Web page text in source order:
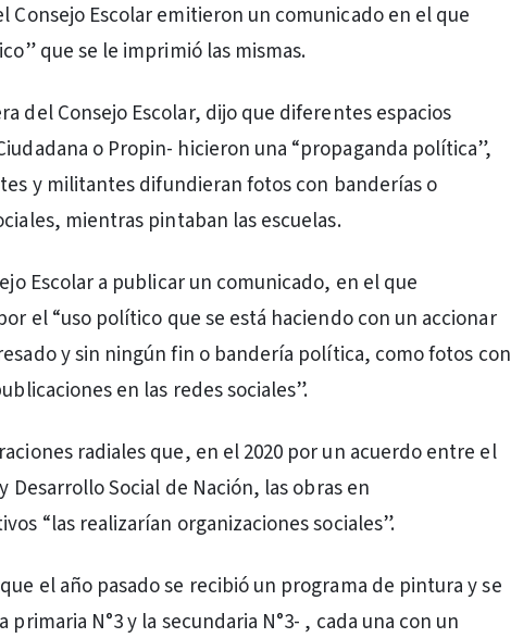
Consejo Escolar emitieron un comunicado en el que
que se le imprimió las mismas.
del Consejo Escolar, dijo que diferentes espacios
o Propin- hicieron una “propaganda política”,
y militantes difundieran fotos con banderías o
mientras pintaban las escuelas.
Escolar a publicar un comunicado, en el que
el “uso político que se está haciendo con un accionar
y sin ningún fin o bandería política, como fotos con
en las redes sociales”.
radiales que, en el 2020 por un acuerdo entre el
Desarrollo Social de Nación, las obras en
“las realizarían organizaciones sociales”.
el año pasado se recibió un programa de pintura y se
N°3 y la secundaria N°3- , cada una con un